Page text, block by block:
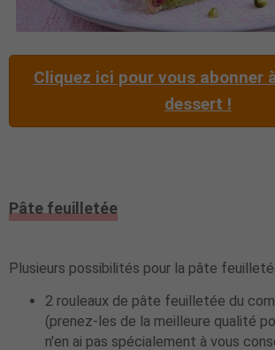
Cliquez ici pour vous abonner
dessert !
Pâte feuilletée
Plusieurs possibilités pour la pâte
2 rouleaux de pâte feuilletée du
(prenez-les de la meilleure qualité
n'en ai pas spécialement à vous